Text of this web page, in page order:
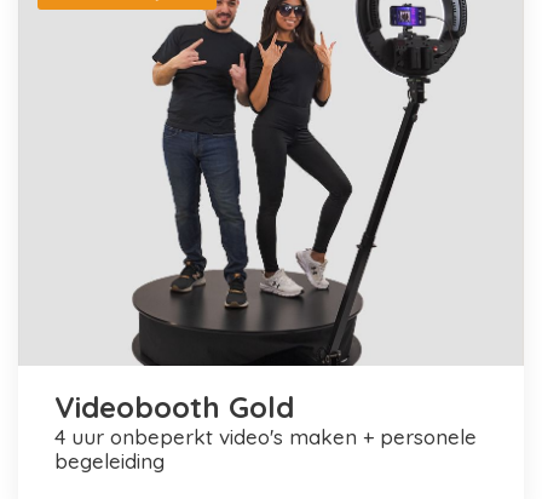
Videobooth Gold
4 uur onbeperkt video's maken + personele
begeleiding